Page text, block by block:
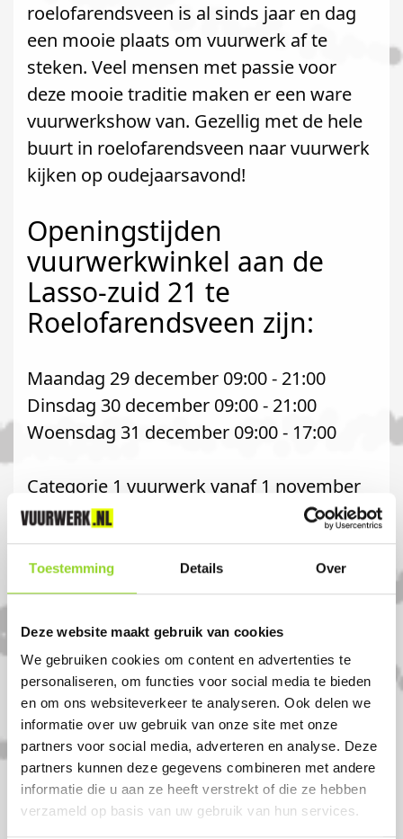
Toestemming Details Over
Deze website maakt gebruik van cookies
We gebruiken cookies om content en advertenties te
personaliseren, om functies voor social media te bieden
en om ons websiteverkeer te analyseren. Ook delen we
informatie over uw gebruik van onze site met onze
partners voor social media, adverteren en analyse. Deze
partners kunnen deze gegevens combineren met andere
informatie die u aan ze heeft verstrekt of die ze hebben
verzameld op basis van uw gebruik van hun services.
roelofarendsveen is al sinds jaar en dag
een mooie plaats om vuurwerk af te
steken. Veel mensen met passie voor
deze mooie traditie maken er een ware
vuurwerkshow van. Gezellig met de hele
buurt in roelofarendsveen naar vuurwerk
kijken op oudejaarsavond!
Openingstijden
vuurwerkwinkel aan de
Lasso-zuid 21 te
Roelofarendsveen zijn:
Maandag 29 december 09:00 - 21:00
Dinsdag 30 december 09:00 - 21:00
Woensdag 31 december 09:00 - 17:00
Categorie 1 vuurwerk vanaf 1 november
verkrijgbaar in de bouwmarkt.
Komt u uit
roelofarendsveen?
Koop uw vuurwerk dan bij KARWEI
Roelofarendsveen in Roelofarendsveen. U
bent van harte welkom! U bent uiteraard
ook welkom als u uit Oude wetering,
Leiden of Leiderdorp komt.